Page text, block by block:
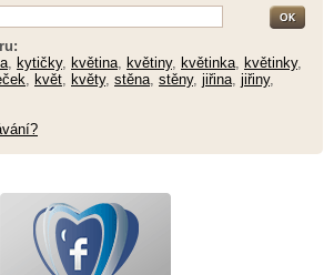
kytičky, květina květiny, květinka květinky,
květ květy, stěna stěny, jiřina jiřiny,